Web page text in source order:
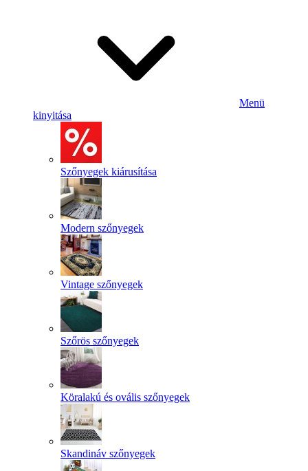
Menü
kinyitása
Szőnyegek kiárusítása
Modern szőnyegek
Vintage szőnyegek
Szőrös szőnyegek
Köralakú és ovális szőnyegek
Skandináv szőnyegek